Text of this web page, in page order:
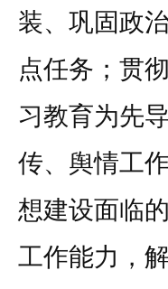
装、巩固政
点任务；贯
习教育为先
传、舆情工
想建设面临
工作能力，